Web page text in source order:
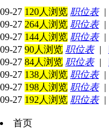
09-27 120人浏览 职位表|
09-27 264人浏览 职位表|
09-27 144人浏览 职位表|
09-27 90人浏览 职位表|
09-27 84人浏览 职位表|
09-27 138人浏览 职位表|
09-27 198人浏览 职位表|
09-27 192人浏览 职位表|
首页